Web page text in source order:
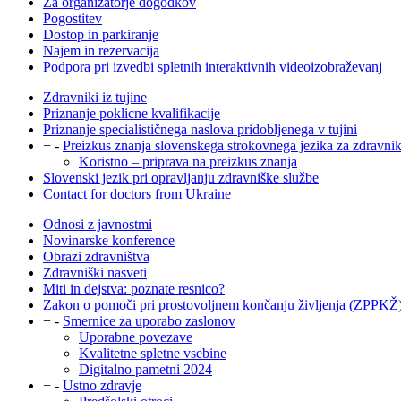
Pogostitev
Dostop in parkiranje
Najem in rezervacija
Podpora pri izvedbi spletnih interaktivnih videoizobraževanj
Zdravniki iz tujine
Priznanje poklicne kvalifikacije
Priznanje specialističnega naslova pridobljenega v tujini
+ - Preizkus znanja slovenskega strokovnega jezika za
Koristno – priprava na preizkus znanja
Slovenski jezik pri opravljanju zdravniške službe
Contact for doctors from Ukraine
Odnosi z javnostmi
Novinarske konference
Obrazi zdravništva
Zdravniški nasveti
Miti in dejstva: poznate resnico?
Zakon o pomoči pri prostovoljnem končanju življenja
+ - Smernice za uporabo zaslonov
Uporabne povezave
Kvalitetne spletne vsebine
Digitalno pametni 2024
+ - Ustno zdravje